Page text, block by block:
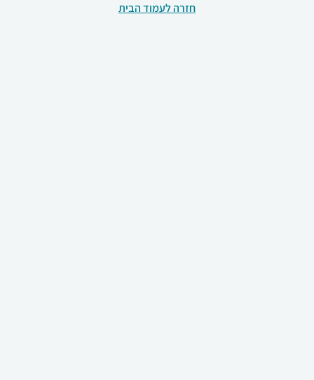
חזרה לעמוד הבית